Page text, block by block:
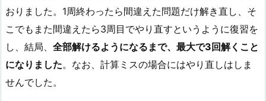
おりました。1周終わったら間違えた問題だけ解き直し、そ
こでもまた間違えたら3周目でやり直すというように復習を
し、結局、 全部解けるようになるまで、最大で3回解くこと
になりました。なお、計算ミスの場合にはやり直しはしま
せんでした。